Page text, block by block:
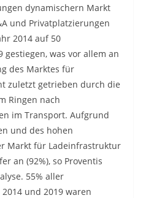
dynamischern Markt
und Privatplatzierungen
2014 auf 50
gestiegen, was vor allem an
des Marktes für
zuletzt getrieben durch die
Ringen nach
im Transport. Aufgrund
und des hohen
Markt für Ladeinfrastruktur
an (92%), so Proventis
55% aller
und 2019 waren